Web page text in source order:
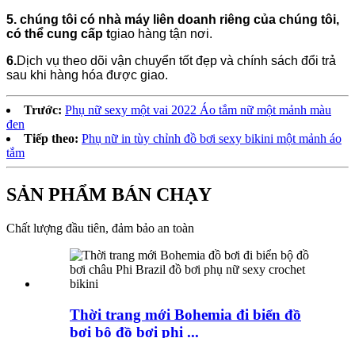
5. chúng tôi có nhà máy liên doanh riêng của chúng tôi,
có thể cung cấp tgiao hàng tận nơi.
6.Dịch vụ theo dõi vận chuyển tốt đẹp và chính sách đổi trả
sau khi hàng hóa được giao.
Trước: Phụ nữ sexy một vai 2022 Áo tắm nữ một mảnh màu
đen
Tiếp theo: Phụ nữ in tùy chỉnh đồ bơi sexy bikini một mảnh áo
tắm
SẢN PHẨM BÁN CHẠY
Chất lượng đầu tiên, đảm bảo an toàn
Thời trang mới Bohemia đi biển đồ
bơi bộ đồ bơi phi ...